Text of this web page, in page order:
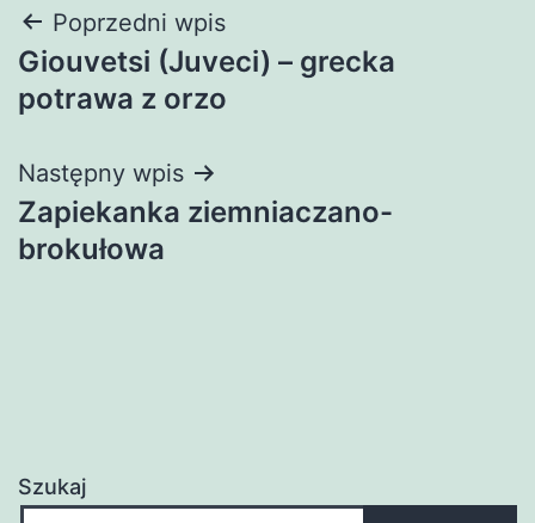
Nawigacja
wpisu
Poprzedni wpis
Giouvetsi (Juveci) – grecka
potrawa z orzo
Następny wpis
Zapiekanka ziemniaczano-
brokułowa
Szukaj